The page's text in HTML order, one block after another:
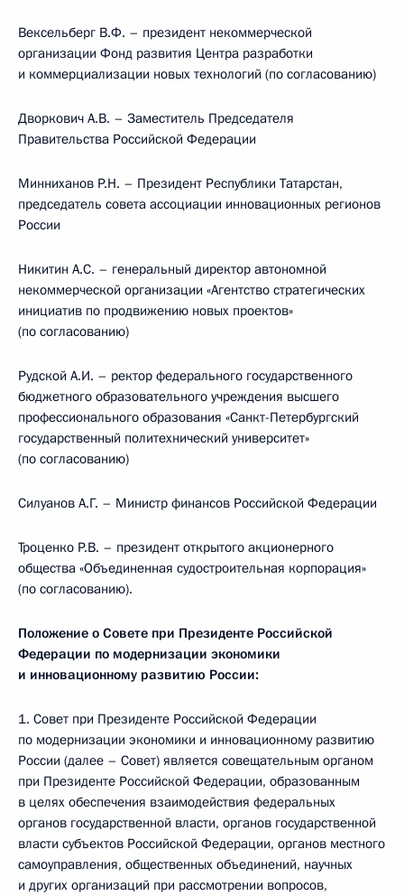
Вексельберг В.Ф. – президент некоммерческой
организации Фонд развития Центра разработки
и коммерциализации новых технологий (по согласованию)
Дворкович А.В. – Заместитель Председателя
Правительства Российской Федерации
Минниханов Р.Н. – Президент Республики Татарстан,
председатель совета ассоциации инновационных регионов
России
Никитин А.С. – генеральный директор автономной
некоммерческой организации «Агентство стратегических
инициатив по продвижению новых проектов»
(по согласованию)
Рудской А.И. – ректор федерального государственного
бюджетного образовательного учреждения высшего
профессионального образования «Санкт-Петербургский
государственный политехнический университет»
(по согласованию)
Силуанов А.Г. – Министр финансов Российской Федерации
Троценко Р.В. – президент открытого акционерного
общества «Объединенная судостроительная корпорация»
(по согласованию).
Положение о Совете при Президенте Российской
Федерации по модернизации экономики
и инновационному развитию России:
1. Совет при Президенте Российской Федерации
по модернизации экономики и инновационному развитию
России (далее – Совет) является совещательным органом
при Президенте Российской Федерации, образованным
в целях обеспечения взаимодействия федеральных
органов государственной власти, органов государственной
власти субъектов Российской Федерации, органов местного
самоуправления, общественных объединений, научных
и других организаций при рассмотрении вопросов,